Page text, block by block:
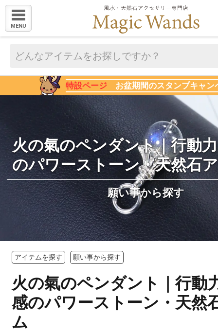
MENU
特設ページ お盆期間のスタンプキャン
火の氣のペンダント｜行動
のパワーストーン・天然石
願い事から探す
アイテムを探す 願い事から探す
火の氣のペンダント｜行動
感のパワーストーン・天然
ム